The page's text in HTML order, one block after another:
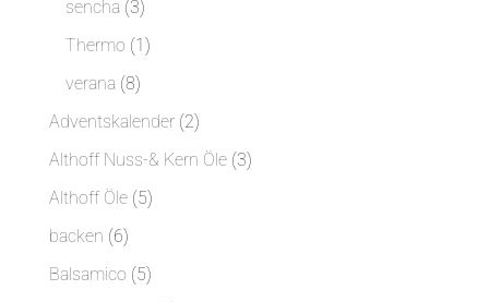
sencha 33
Produkte
Thermo 11
verana 88
Produkte
Adventskalender 22
Produkte
Althoff Nuss-& Kern Öle 33
Althoff Öle 55
backen 66
Produkte
Balsamico 55